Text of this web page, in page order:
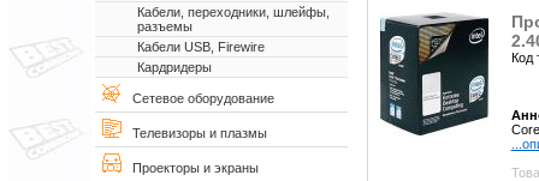
Кабели, переходники, шлейфы,
разъемы
Кабели USB, Firewire
Кардридеры
Сетевое оборудование
Телевизоры и плазмы
Проекторы и экраны
Код